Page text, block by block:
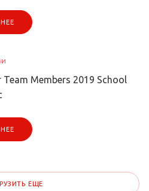
Team Members 2019 School
ЕЩЕ